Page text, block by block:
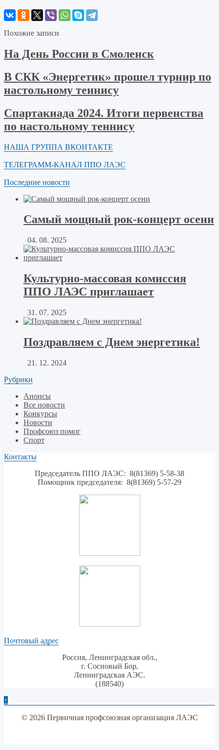
Похожие записи
На День России в Смоленск
В СКК «Энергетик» прошел турнир по
настольному теннису
Спартакиада 2024. Итоги первенства
по настольному теннису
НАША ГРУППА ВКОНТАКТЕ
ТЕЛЕГРАММ-КАНАЛ ППО ЛАЭС
Последние новости
Самый мощный рок-концерт осени
04. 08. 2025
Культурно-массовая комиссия
ППО ЛАЭС приглашает
31. 07. 2025
Поздравляем с Днем энергетика!
21. 12. 2024
Рубрики
Анонсы
Все новости
Конкурсы
Новости
Профсоюз помог
Спорт
Контакты
Председатель ППО ЛАЭС: 8(81369) 5-58-38
Помощник председателя: 8(81369) 5-57-29
Почтовый адрес
Россия, Ленинградская обл.,
г. Сосновый Бор,
Ленинградская АЭС.
(188540)
↑
© 2026 Первичная профсоюзная организация ЛАЭС